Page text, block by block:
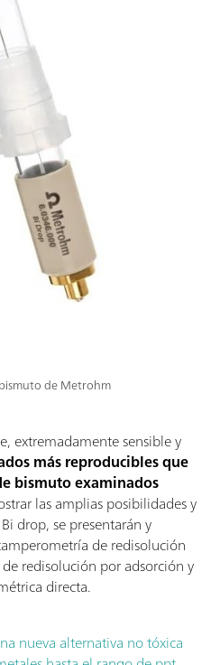
de Metrohm
extremadamente sensible y
más reproducibles que
bismuto examinados
las amplias posibilidades y
drop, se presentarán y
de redisolución
redisolución por adsorción y
directa.
nueva alternativa no tóxica